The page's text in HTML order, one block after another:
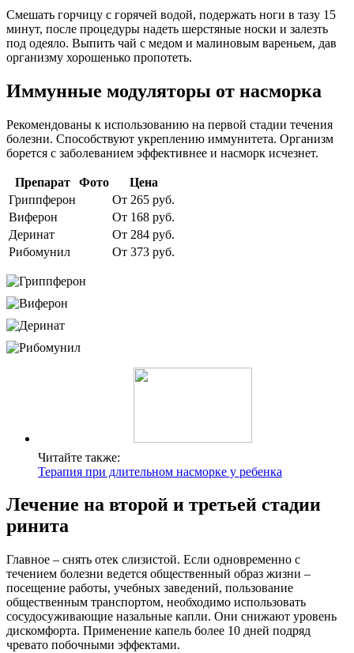
Смешать горчицу с горячей водой, подержать ноги в тазу 15
минут, после процедуры надеть шерстяные носки и залезть
под одеяло. Выпить чай с медом и малиновым вареньем, дав
организму хорошенько пропотеть.
Иммунные модуляторы от насморка
Рекомендованы к использованию на первой стадии течения
болезни. Способствуют укреплению иммунитета. Организм
борется с заболеванием эффективнее и насморк исчезнет.
Препарат Фото
Цена
Гриппферон
От 265 руб.
Виферон
От 168 руб.
Деринат
От 284 руб.
Рибомунил
От 373 руб.
Читайте также:
Терапия при длительном насморке у ребенка
Лечение на второй и третьей стадии
ринита
Главное – снять отек слизистой. Если одновременно с
течением болезни ведется общественный образ жизни –
посещение работы, учебных заведений, пользование
общественным транспортом, необходимо использовать
сосудосуживающие назальные капли. Они снижают уровень
дискомфорта. Применение капель более 10 дней подряд
чревато побочными эффектами.